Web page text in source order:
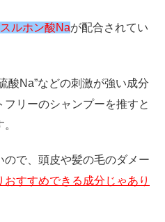
ルホン酸Naが配合されてい
酸Na”などの刺激が強い成分
リーのシャンプーを推すと
で、頭皮や髪の毛のダメー
おすすめできる成分じゃあり